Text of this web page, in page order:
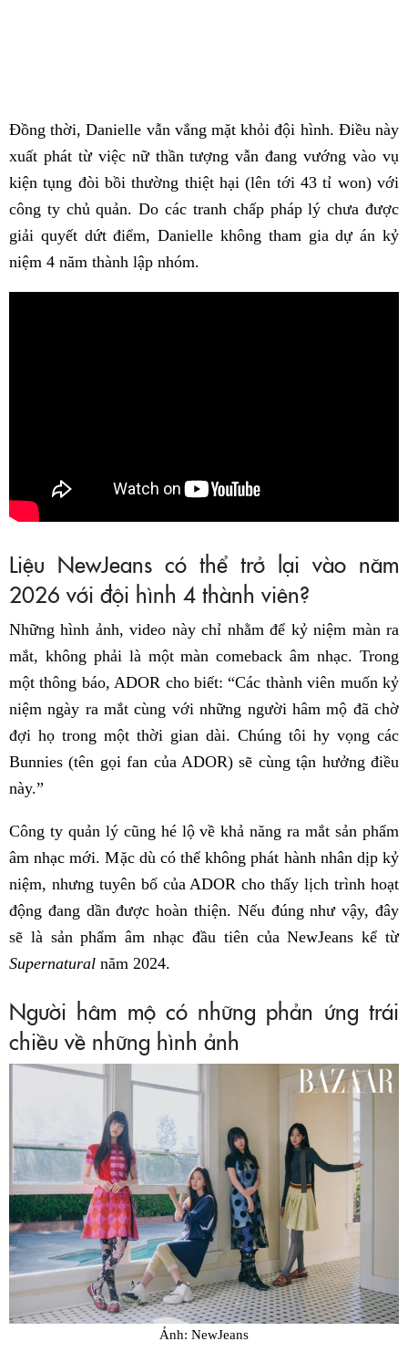
Đồng thời, Danielle vẫn vắng mặt khỏi đội hình. Điều này
xuất phát từ việc nữ thần tượng vẫn đang vướng vào vụ
kiện tụng đòi bồi thường thiệt hại (lên tới 43 tỉ won) với
công ty chủ quản. Do các tranh chấp pháp lý chưa được
giải quyết dứt điểm, Danielle không tham gia dự án kỷ
niệm 4 năm thành lập nhóm.
Liệu NewJeans có thể trở lại vào năm
2026 với đội hình 4 thành viên?
Những hình ảnh, video này chỉ nhằm để kỷ niệm màn ra
mắt, không phải là một màn comeback âm nhạc. Trong
một thông báo, ADOR cho biết: “Các thành viên muốn kỷ
niệm ngày ra mắt cùng với những người hâm mộ đã chờ
đợi họ trong một thời gian dài. Chúng tôi hy vọng các
Bunnies (tên gọi fan của ADOR) sẽ cùng tận hưởng điều
này.”
Công ty quản lý cũng hé lộ về khả năng ra mắt sản phẩm
âm nhạc mới. Mặc dù có thể không phát hành nhân dịp kỷ
niệm, nhưng tuyên bố của ADOR cho thấy lịch trình hoạt
động đang dần được hoàn thiện. Nếu đúng như vậy, đây
sẽ là sản phẩm âm nhạc đầu tiên của NewJeans kể từ
Supernatural năm 2024.
Người hâm mộ có những phản ứng trái
chiều về những hình ảnh
Ảnh: NewJeans